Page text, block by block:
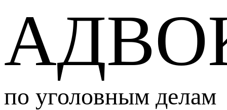
по уголовным делам